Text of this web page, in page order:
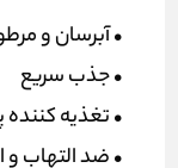
• آبرسان و
• جذب سریع
• تغذیه
• ضد التهاب و